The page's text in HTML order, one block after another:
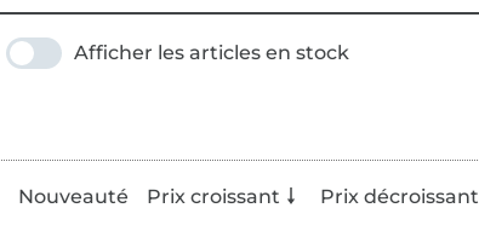
Afficher les articles en stock
Nouveauté Prix croissant Prix décroissant